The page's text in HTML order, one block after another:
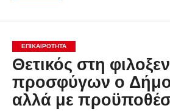
ΕΠΙΚΑΙΡΟΤΗΤΑ
Θετικός στη
προσφύγων ο
αλλά με